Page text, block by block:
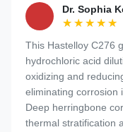
Dr. Sophia
★★★★★
★★★★★
This Hastelloy C276
hydrochloric acid
oxidizing and
eliminating corrosion
Deep herringbone
thermal stratification